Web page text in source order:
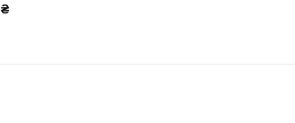
₴